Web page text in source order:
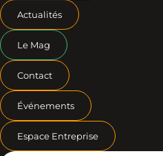
Actualités
Le Mag
Contact
Événements
Espace Entreprise